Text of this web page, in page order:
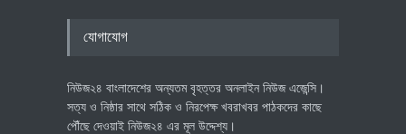
যোগাযোগ
নিউজ২৪ বাংলাদেশের অন্যতম বৃহত্তর অনলাইন নিউজ এজেন্সি।
সত্য ও নিষ্ঠার সাথে সঠিক ও নিরপেক্ষ খবরাখবর পাঠকদের কাছে
পৌঁছে দেওয়াই নিউজ২৪ এর মূল উদ্দেশ্য।